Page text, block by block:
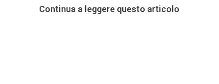
Continua a leggere questo articolo